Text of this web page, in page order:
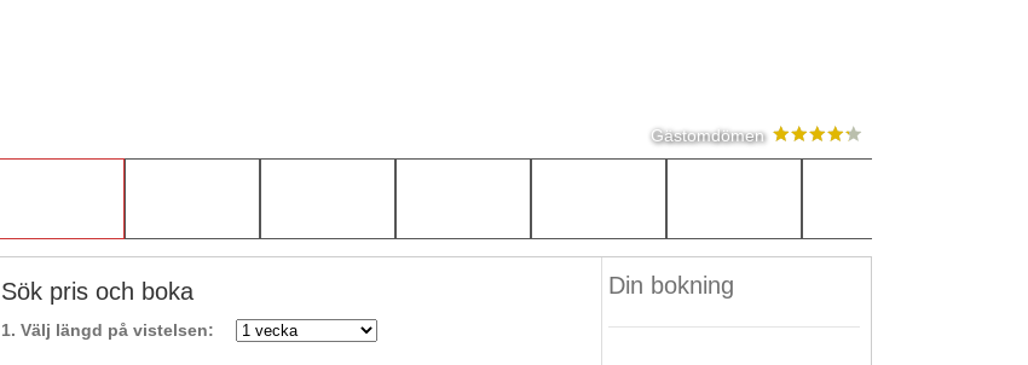
Gästomdömen
Sök pris och boka
1. Välj längd på vistelsen:
Din bokning